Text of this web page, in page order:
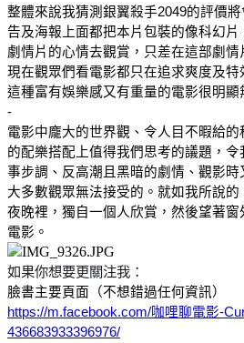
整體來說我猜測銀翼殺手2049的評價
告及海報上面都把本片包裝的像科幻
劇情片的心情去觀賞，只差在這部劇
現在觀眾們看電影都只在追求爽度及
這種富有娛樂感又有重量的電影很明顯
-
電影中龐大的世界觀、令人目不暇給
的配樂搭配上值得我們思考的議題，
事步調、反高潮且黑暗的劇情、觀影
大多數觀眾無法接受的。 就如我所說的
夜晚裡，獨自一個人欣賞，然後望著
電影。
如果你想要更關注我：
臉書主要頁面（不想錯過任何資訊）
https://m.facebook.com/咖哩聊電影-
436683933396976/